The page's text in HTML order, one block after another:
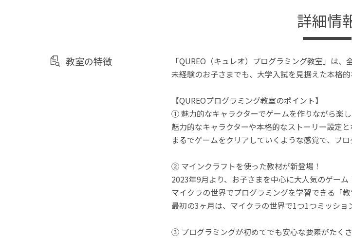
詳細情
教室の特徴
「QUREO（キュレオ）プログラミング教室」は
未経験のお子さまでも、大学入試を見据えた本格
【QUREOプログラミング教室のポイント】
① 魅力的なキャラクターでゲームを作りながら楽
魅力的なキャラクターや本格的なストーリー設定
まるでゲームをクリアしていくような感覚で、プロ
② マインクラフトを使った教材が新登場！
2023年9月より、お子さまを中心に大人気のゲー
マイクラの世界でプログラミングを学習できる「
最初の3ヶ月は、マイクラの世界で1つ1つミッショ
③ プログラミングが初めてでも安心な要素がたくさ